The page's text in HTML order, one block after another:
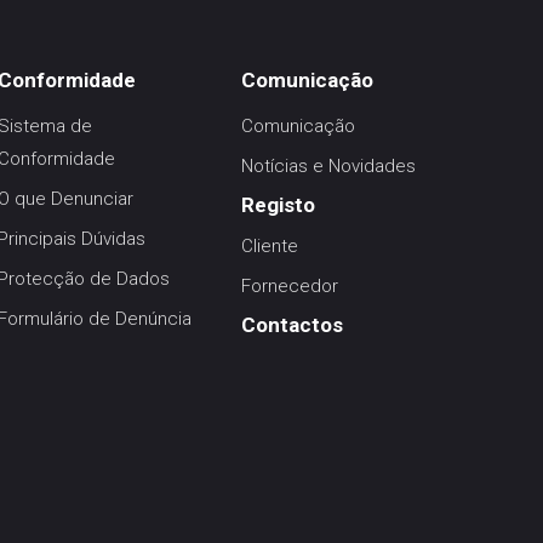
de
que Denunciar
Dúvidas
de Dados
de Denúncia
Comunicação
Comunicação
Notícias e Novidades
Registo
Cliente
Fornecedor
Contactos